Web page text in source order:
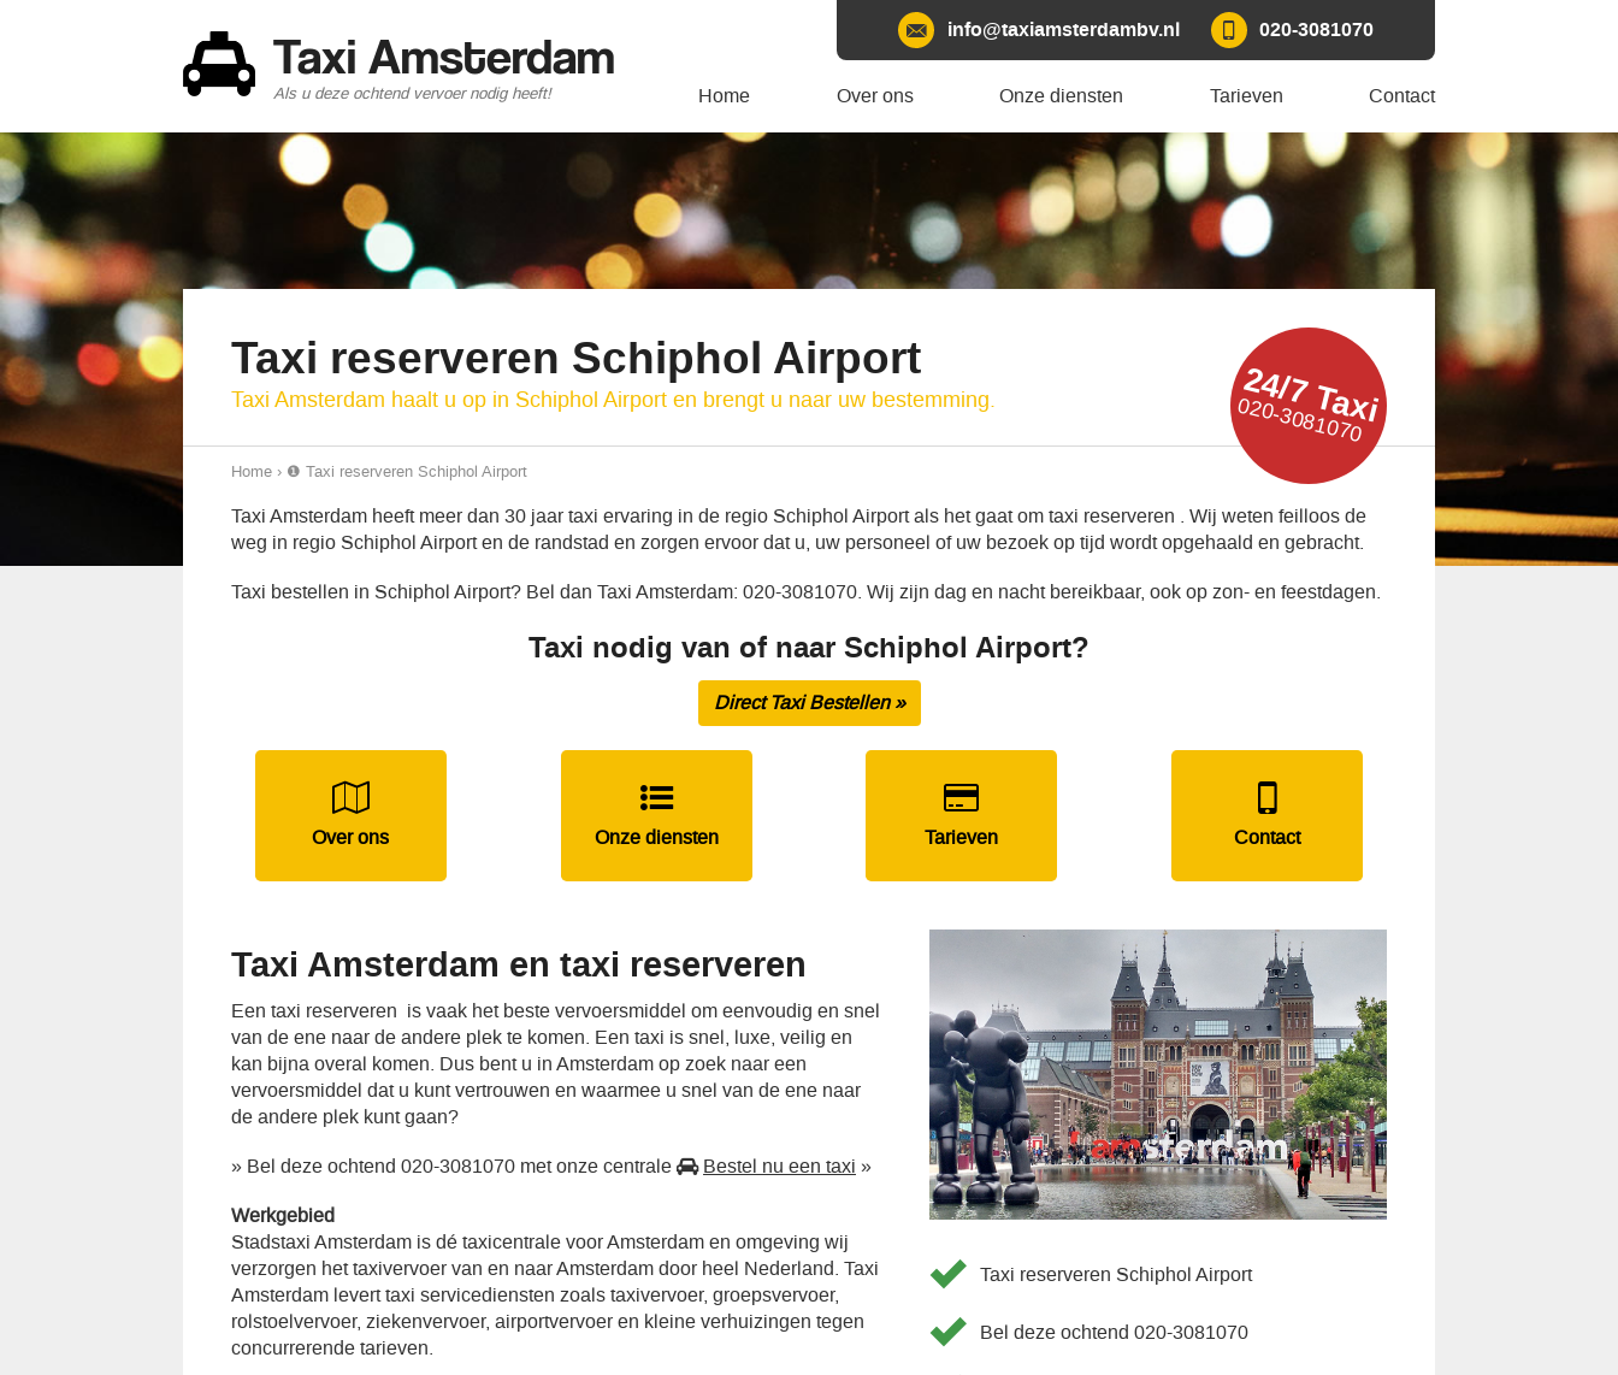
Taxi Amsterdam
Als u deze ochtend vervoer nodig heeft!
info@taxiamsterdambv.nl 020-3081070
Home Over ons Onze diensten Tarieven Contact
Taxi reserveren Schiphol Airport
Taxi Amsterdam haalt u op in Schiphol Airport en brengt u naar uw bestemming. 24/7 Taxi
020-3081070
Home › ❶ Taxi reserveren Schiphol Airport
Taxi Amsterdam heeft meer dan 30 jaar taxi ervaring in de regio Schiphol Airport als het gaat om taxi reserveren . Wij weten feilloos de
weg in regio Schiphol Airport en de randstad en zorgen ervoor dat u, uw personeel of uw bezoek op tijd wordt opgehaald en gebracht.
Taxi bestellen in Schiphol Airport? Bel dan Taxi Amsterdam: 020-3081070. Wij zijn dag en nacht bereikbaar, ook op zon- en feestdagen.
Taxi nodig van of naar Schiphol Airport?
Direct Taxi Bestellen »
Over ons Onze diensten Tarieven Contact
Taxi Amsterdam en taxi reserveren
Een taxi reserveren is vaak het beste vervoersmiddel om eenvoudig en snel
van de ene naar de andere plek te komen. Een taxi is snel, luxe, veilig en
kan bijna overal komen. Dus bent u in Amsterdam op zoek naar een
vervoersmiddel dat u kunt vertrouwen en waarmee u snel van de ene naar
de andere plek kunt gaan?
» Bel deze ochtend 020-3081070 met onze centrale
Bestel nu een taxi »
Werkgebied
Stadstaxi Amsterdam is dé taxicentrale voor Amsterdam en omgeving wij
verzorgen het taxivervoer van en naar Amsterdam door heel Nederland. Taxi
Amsterdam levert taxi servicediensten zoals taxivervoer, groepsvervoer,
rolstoelvervoer, ziekenvervoer, airportvervoer en kleine verhuizingen tegen
concurrerende tarieven.
Taxi reserveren Schiphol Airport
Bel deze ochtend 020-3081070